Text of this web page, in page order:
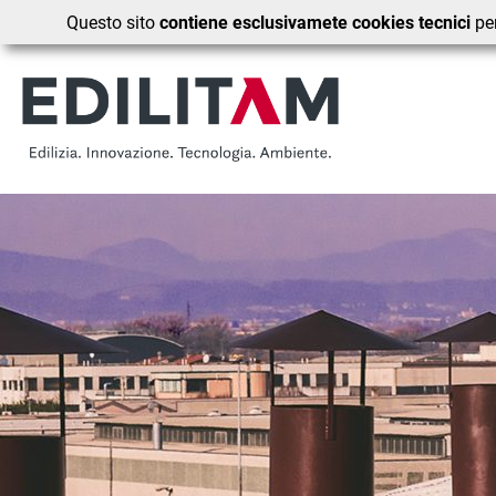
Questo sitocontiene esclusivamete cookies tecnici